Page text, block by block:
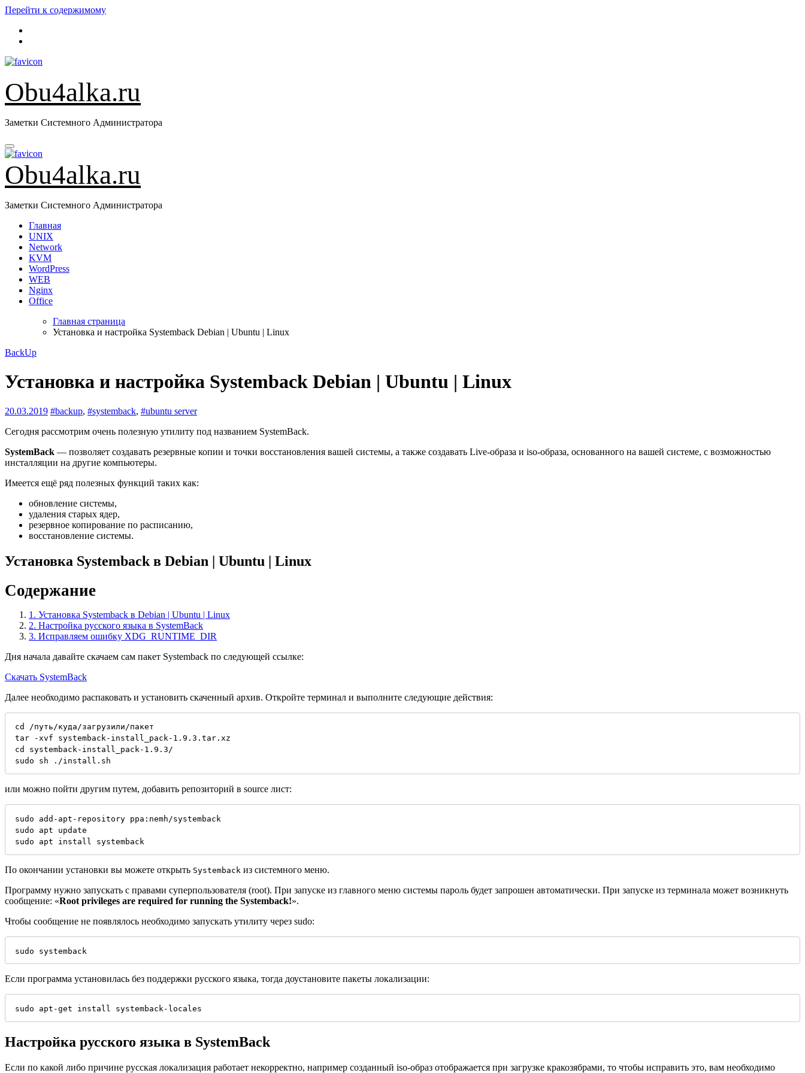
Перейти к содержимому
Obu4alka.ru
Заметки Системного Администратора
Obu4alka.ru
Заметки Системного Администратора
Главная
UNIX
Network
KVM
WordPress
WEB
Nginx
Office
Главная страница
Установка и настройка Systemback Debian | Ubuntu | Linux
BackUp
Установка и настройка Systemback Debian | Ubuntu | Linux
20.03.2019 #backup, #systemback, #ubuntu server
Сегодня рассмотрим очень полезную утилиту под названием SystemBack.
SystemBack — позволяет создавать резервные копии и точки восстановления вашей системы, а также создавать Live-образа и iso-образа, основанного на вашей системе, с возможностью
инсталляции на другие компьютеры.
Имеется ещё ряд полезных функций таких как:
обновление системы,
удаления старых ядер,
резервное копирование по расписанию,
восстановление системы.
Установка Systemback в Debian | Ubuntu | Linux
Содержание
1. Установка Systemback в Debian | Ubuntu | Linux
2. Настройка русского языка в SystemBack
3. Исправляем ошибку XDG_RUNTIME_DIR
Дня начала давайте скачаем сам пакет Systemback по следующей ссылке:
Скачать SystemBack
Далее необходимо распаковать и установить скаченный архив. Откройте терминал и выполните следующие действия:
cd /путь/куда/загрузили/пакет
tar -xvf systemback-install_pack-1.9.3.tar.xz
cd systemback-install_pack-1.9.3/
sudo sh ./install.sh
или можно пойти другим путем, добавить репозиторий в source лист:
sudo add-apt-repository ppa:nemh/systemback
sudo apt update
sudo apt install systemback
По окончании установки вы можете открыть Systemback из системного меню.
Программу нужно запускать с правами суперпользователя (root). При запуске из главного меню системы пароль будет запрошен автоматически. При запуске из терминала может возникнуть
сообщение: «Root privileges are required for running the Systemback!».
Чтобы сообщение не появлялось необходимо запускать утилиту через sudo:
sudo systemback
Если программа установилась без поддержки русского языка, тогда доустановите пакеты локализации:
sudo apt-get install systemback-locales
Настройка русского языка в SystemBack
Если по какой либо причине русская локализация работает некорректно, например созданный iso-образ отображается при загрузке кракозябрами, то чтобы исправить это, вам необходимо